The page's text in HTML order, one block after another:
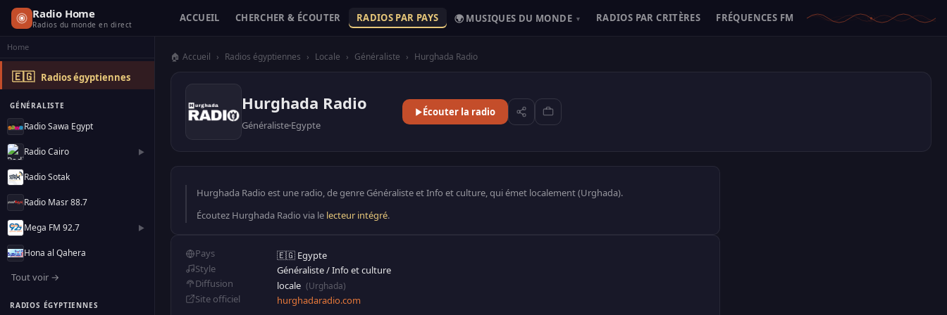
Radio Home
Radios du monde en direct
ACCUEIL CHERCHER & ÉCOUTER RADIOS PAR PAYS 🌍 MUSIQUES DU MONDE ▾ RADIOS PAR CRITÈRES FRÉQUENCES FM
Home
🇪🇬 Radios égyptiennes
GÉNÉRALISTE
Radio Sawa Egypt
Radio Cairo ▶
Radio Sotak
Radio Masr 88.7
Mega FM 92.7 ▶
Hona al Qahera
Tout voir →
RADIOS ÉGYPTIENNES
🏠 Accueil › Radios égyptiennes › Locale › Généraliste › Hurghada Radio
Hurghada Radio
Généraliste Egypte
Écouter la radio
Hurghada Radio est une radio, de genre Généraliste et Info et culture, qui émet localement (Urghada).
Écoutez Hurghada Radio via le lecteur intégré.
Pays
🇪🇬 Egypte
Style
Généraliste/Info et culture
Diffusion
locale (Urghada)
Site officiel hurghadaradio.com